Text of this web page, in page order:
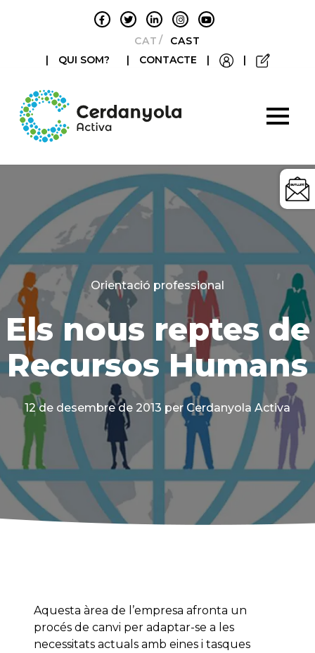
CATALÀCASTELLANO
|
QUI SOM? | CONTACTE | |
Categories
Orientació professional
Els nous reptes de
Recursos Humans
12 de desembre de 2013 per Cerdanyola Activa
Aquesta àrea de l’empresa afronta un
procés de canvi per adaptar-se a les
necessitats actuals amb eines i tasques